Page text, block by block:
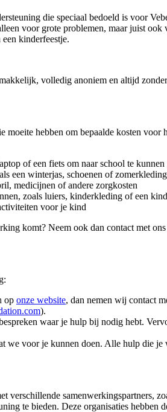
die speciaal bedoeld is voor
voor grote problemen, maar juist
kinderfeestje.
volledig anoniem en altijd
moeite hebben om bepaalde kosten
of een fiets om naar school te kunnen
een winterjas, schoenen of zomerkleding
medicijnen of andere zorgkosten
zoals luiers, kinderkleding of een
voor je kind
komt? Neem ook dan contact met
op onze website, dan nemen wij contact
).
waar je hulp bij nodig hebt.
we voor je kunnen doen. Alle hulp die
verschillende samenwerkingspartners,
te bieden. Deze organisaties